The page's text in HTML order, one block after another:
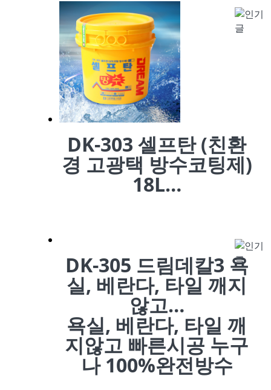
DK-303 셀프탄 (친환
경 고광택 방수코팅제)
18L…
DK-305 드림데칼3 욕
실, 베란다, 타일 깨지
않고…
욕실, 베란다, 타일 깨
지않고 빠른시공 누구
나 100%완전방수